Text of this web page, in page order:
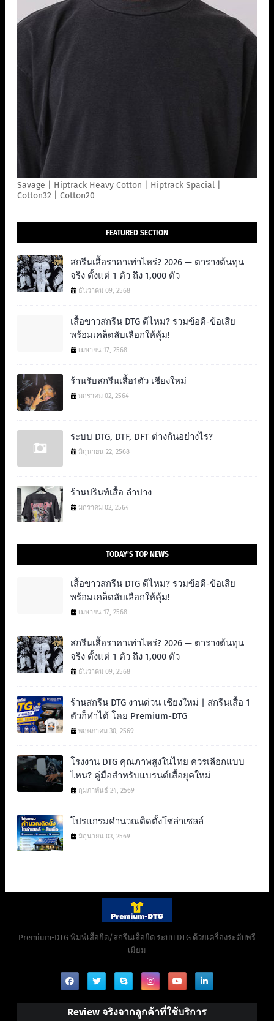
Savage | Hiptrack Heavy Cotton | Hiptrack Spacial |
Cotton32 | Cotton20
FEATURED SECTION
สกรีนเสื้อราคาเท่าไหร่? 2026 — ตารางต้นทุน
จริง ตั้งแต่ 1 ตัว ถึง 1,000 ตัว
ธันวาคม 09, 2568
เสื้อขาวสกรีน DTG ดีไหม? รวมข้อดี-ข้อเสีย
พร้อมเคล็ดลับเลือกให้คุ้ม!
เมษายน 17, 2568
ร้านรับสกรีนเสื้อ1ตัว เชียงใหม่
มกราคม 02, 2564
ระบบ DTG, DTF, DFT ต่างกันอย่างไร?
มิถุนายน 22, 2568
ร้านปรินท์เสื้อ ลำปาง
มกราคม 02, 2564
TODAY'S TOP NEWS
เสื้อขาวสกรีน DTG ดีไหม? รวมข้อดี-ข้อเสีย
พร้อมเคล็ดลับเลือกให้คุ้ม!
เมษายน 17, 2568
สกรีนเสื้อราคาเท่าไหร่? 2026 — ตารางต้นทุน
จริง ตั้งแต่ 1 ตัว ถึง 1,000 ตัว
ธันวาคม 09, 2568
ร้านสกรีน DTG งานด่วน เชียงใหม่ | สกรีนเสื้อ 1
ตัวก็ทำได้ โดย Premium-DTG
พฤษภาคม 30, 2569
โรงงาน DTG คุณภาพสูงในไทย ควรเลือกแบบ
ไหน? คู่มือสำหรับแบรนด์เสื้อยุคใหม่
กุมภาพันธ์ 24, 2569
โปรแกรมคำนวณติดตั้งโซล่าเซลล์
มิถุนายน 03, 2569
Premium-DTG พิมพ์เสื้อยืด/สกรีนเสื้อยืด ระบบ DTG ด้วยเครื่องระดับพรี
เมี่ยม
Review จริงจากลูกค้าที่ใช้บริการ